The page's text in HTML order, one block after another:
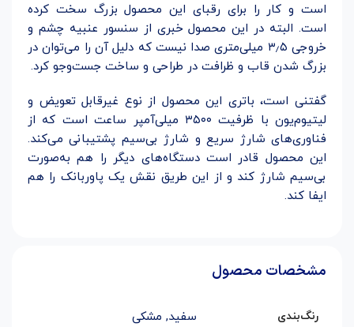
است و کار را برای رقبای این محصول بزرگ سخت کرده
است. البته در این محصول خبری از سنسور عنبیه چشم و
خروجی ۳٫۵ میلی‌متری صدا نیست که دلیل آن را می‌توان در
بزرگ شدن قاب و ظرافت در طراحی و ساخت جست‌وجو کرد.
گفتنی است، باتری این محصول از نوع غیرقابل تعویض و
لیتیوم‌یون با ظرفیت ۳۵۰۰ میلی‌آمپر ساعت است که از
فناوری‌های شارژ سریع و شارژ بی‌سیم پشتیبانی می‌کند.
این محصول قادر است دستگاه‌های دیگر را هم به‌صورت
بی‌سیم شارژ کند و از این طریق نقش یک پاوربانک را هم
ایفا کند.
مشخصات محصول
رنگ‌بندی سفید, مشکی